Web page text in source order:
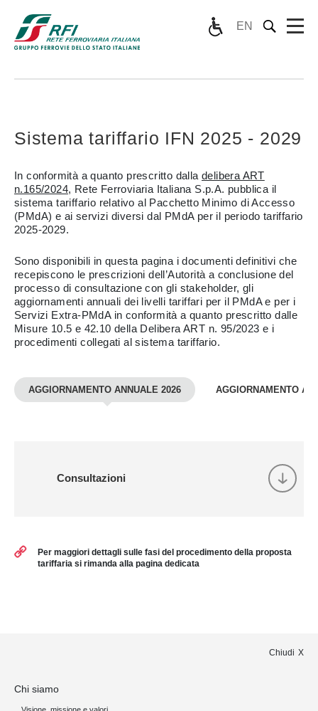
EN
Sistema tariffario IFN 2025 - 2029
In conformità a quanto prescritto dalla delibera ART
n.165/2024, Rete Ferroviaria Italiana S.p.A. pubblica il
sistema tariffario relativo al Pacchetto Minimo di Accesso
(PMdA) e ai servizi diversi dal PMdA per il periodo tariffario
2025-2029.
Sono disponibili in questa pagina i documenti definitivi che
recepiscono le prescrizioni dell’Autorità a conclusione del
processo di consultazione con gli stakeholder, gli
aggiornamenti annuali dei livelli tariffari per il PMdA e per i
Servizi Extra-PMdA in conformità a quanto prescritto dalle
Misure 10.5 e 42.10 della Delibera ART n. 95/2023 e i
procedimenti collegati al sistema tariffario.
AGGIORNAMENTO ANNUALE 2026 AGGIORNAMENTO
Consultazioni
Per maggiori dettagli sulle fasi del procedimento della proposta
tariffaria si rimanda alla pagina dedicata
Chiudi
Chi siamo